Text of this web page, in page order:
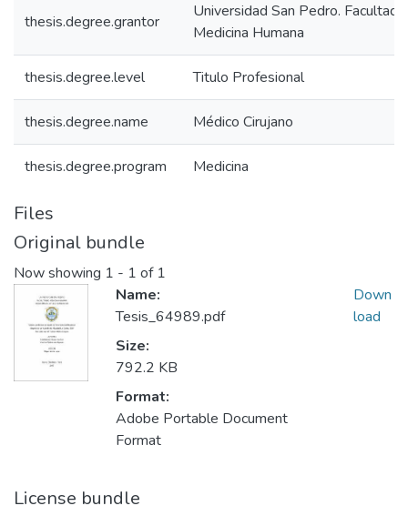
thesis.degree.grantor
Universidad San Pedro. Facultad
Medicina Humana
thesis.degree.level Titulo Profesional
thesis.degree.name Médico Cirujano
thesis.degree.program Medicina
Files
Original bundle
Now showing 1 - 1 of 1
Name:
Tesis_64989.pdf
Size:
792.2 KB
Format:
Adobe Portable Document
Format
Down
load
License bundle